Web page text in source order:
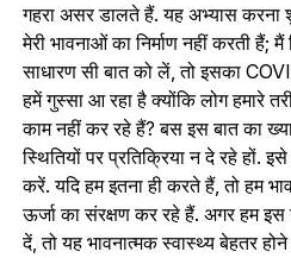
गहरा असर डालते हैं. यह अभ्यास करना
मेरी भावनाओं का निर्माण नहीं करती हैं;
साधारण सी बात को लें, तो इसका
हमें गुस्सा आ रहा है क्योंकि लोग हमारे
काम नहीं कर रहे हैं? बस इस बात का
स्थितियों पर प्रतिक्रिया न दे रहे हों.
करें. यदि हम इतना ही करते हैं, तो हम
ऊर्जा का संरक्षण कर रहे हैं. अगर हम
दें, तो यह भावनात्मक स्वास्थ्य बेहतर